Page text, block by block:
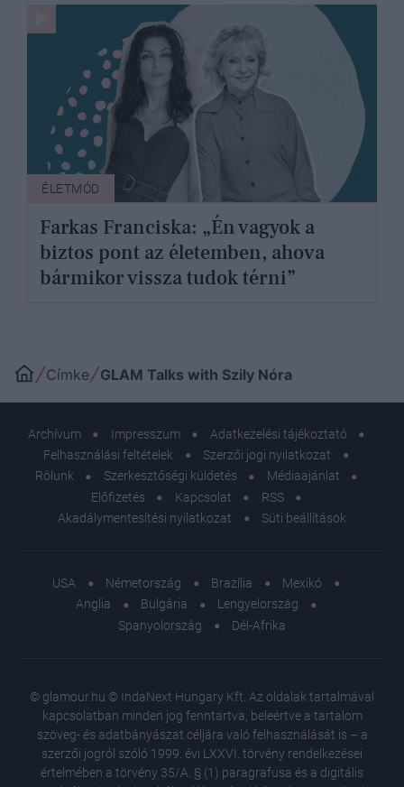
ÉLETMÓD
Farkas Franciska: „Én vagyok a
biztos pont az életemben, ahova
bármikor vissza tudok térni”
Címke GLAM Talks with Szily Nóra
Archívum Impresszum
Adatkezelési tájékoztató
Felhasználási feltételek
Szerzői jogi nyilatkozat
Rólunk
Szerkesztőségi küldetés
Médiaajánlat
Előfizetés
Kapcsolat
RSS
Akadálymentesítési nyilatkozat
Süti beállítások
USA Németország Brazília
Mexikó
Anglia
Bulgária
Lengyelország
Spanyolország
Dél-Afrika
© glamour.hu © IndaNext Hungary Kft. Az oldalak tartalmával
kapcsolatban minden jog fenntartva, beleértve a tartalom
szöveg- és adatbányászat céljára való felhasználását is – a
szerzői jogról szóló 1999. évi LXXVI. törvény rendelkezései
értelmében a törvény 35/A. § (1) paragrafusa és a digitális